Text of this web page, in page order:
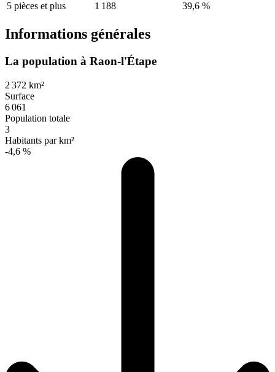
5 pièces et plus
1 188 39,6 %
Informations générales
La population à Raon-l'Étape
2 372 km²
Surface
6 061
Population totale
3
Habitants par km²
-4,6 %